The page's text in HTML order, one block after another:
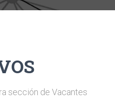
sección de Vacantes